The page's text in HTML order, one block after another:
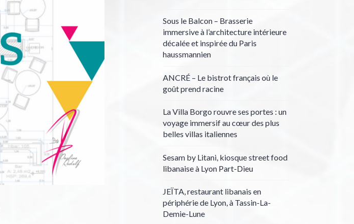
Sous le Balcon – Brasserie
immersive à l’architecture intérieure
décalée et inspirée du Paris
haussmannien
ANCRÉ – Le bistrot français où le
goût prend racine
La Villa Borgo rouvre ses portes : un
voyage immersif au cœur des plus
belles villas italiennes
Sesam by Litani, kiosque street food
libanaise à Lyon Part-Dieu
JEÏTA, restaurant libanais en
périphérie de Lyon, à Tassin-La-
Demie-Lune